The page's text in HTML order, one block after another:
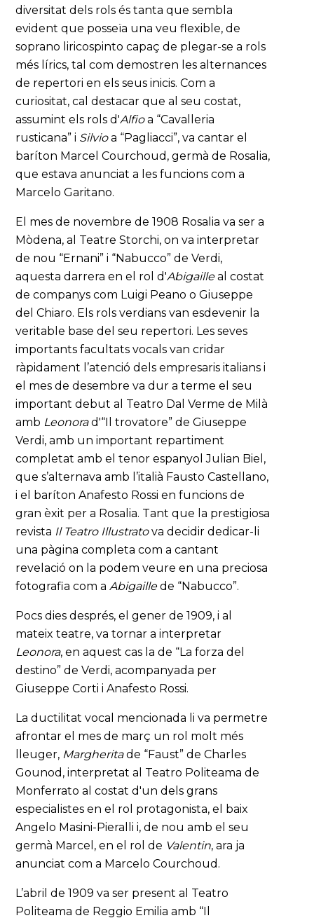
diversitat dels rols és tanta que sembla
evident que posseïa una veu flexible, de
soprano liricospinto capaç de plegar-se a rols
més lírics, tal com demostren les alternances
de repertori en els seus inicis. Com a
curiositat, cal destacar que al seu costat,
assumint els rols d'Alfioa “Cavalleria
rusticana” i Silvioa “Pagliacci”, va cantar el
baríton Marcel Courchoud, germà de Rosalia,
que estava anunciat a les funcions com a
Marcelo Garitano.
El mes de novembre de 1908 Rosalia va ser a
Mòdena, al Teatre Storchi, on va interpretar
de nou “Ernani” i “Nabucco” de Verdi,
aquesta darrera en el rol d'Abigailleal costat
de companys com Luigi Peano o Giuseppe
del Chiaro. Els rols verdians van esdevenir la
veritable base del seu repertori. Les seves
importants facultats vocals van cridar
ràpidament l’atenció dels empresaris italians i
el mes de desembre va dur a terme el seu
important debut al Teatro Dal Verme de Milà
amb Leonorad'“Il trovatore” de Giuseppe
Verdi, amb un important repartiment
completat amb el tenor espanyol Julian Biel,
que s’alternava amb l’italià Fausto Castellano,
i el baríton Anafesto Rossi en funcions de
gran èxit per a Rosalia. Tant que la prestigiosa
revista Il Teatro Illustratova decidir dedicar-li
una pàgina completa com a cantant
revelació on la podem veure en una preciosa
fotografia com aAbigaillede “Nabucco”.
Pocs dies després, el gener de 1909, i al
mateix teatre, va tornar a interpretar
Leonora, en aquest cas la de “La forza del
destino” de Verdi, acompanyada per
Giuseppe Corti i Anafesto Rossi.
La ductilitat vocal mencionada li va permetre
afrontar el mes de març un rol molt més
lleuger, Margheritade “Faust” de Charles
Gounod, interpretat al Teatro Politeama de
Monferrato al costat d'un dels grans
especialistes en el rol protagonista, el baix
Angelo Masini-Pieralli i, de nou amb el seu
germà Marcel, en el rol de Valentin, ara ja
anunciat com a Marcelo Courchoud.
L’abril de 1909 va ser present al Teatro
Politeama de Reggio Emilia amb “Il